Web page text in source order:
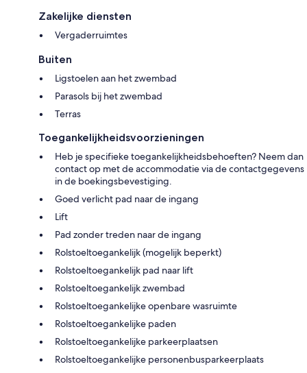
Zakelijke diensten
Vergaderruimtes
Buiten
Ligstoelen aan het zwembad
Parasols bij het zwembad
Terras
Toegankelijkheidsvoorzieningen
Heb je specifieke toegankelijkheidsbehoeften? Neem dan
contact op met de accommodatie via de contactgegevens
in de boekingsbevestiging.
Goed verlicht pad naar de ingang
Lift
Pad zonder treden naar de ingang
Rolstoeltoegankelijk (mogelijk beperkt)
Rolstoeltoegankelijk pad naar lift
Rolstoeltoegankelijk zwembad
Rolstoeltoegankelijke openbare wasruimte
Rolstoeltoegankelijke paden
Rolstoeltoegankelijke parkeerplaatsen
Rolstoeltoegankelijke personenbusparkeerplaats